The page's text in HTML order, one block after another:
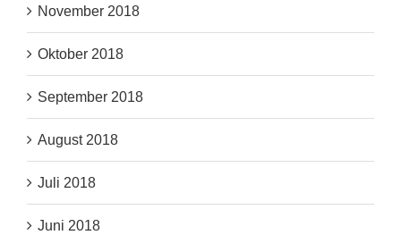
November 2018
Oktober 2018
September 2018
August 2018
Juli 2018
Juni 2018